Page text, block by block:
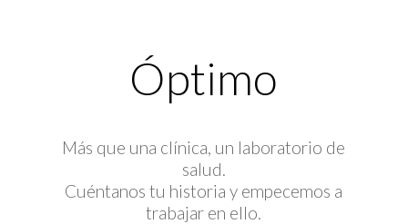
Óptimo
Más que una clínica, un laboratorio de
salud.
Cuéntanos tu historia y empecemos a
trabajar en ello.